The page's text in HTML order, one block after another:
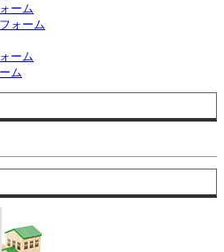
ーム
ォーム
ーム
ム